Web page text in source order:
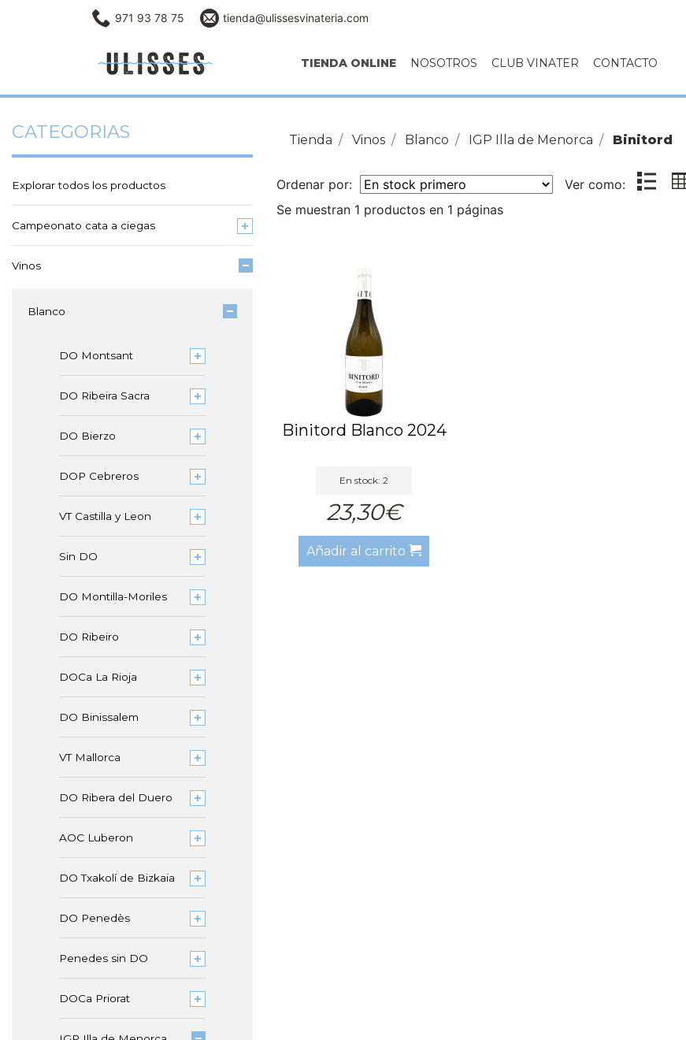
971 93 78 75 tienda@ulissesvinateria.com
TIENDA ONLINE NOSOTROS CLUB VINATER CONTACTO
CATEGORIAS
Explorar todos los productos
Campeonato cata a ciegas
Vinos
Blanco
DO Montsant
DO Ribeira Sacra
DO Bierzo
DOP Cebreros
VT Castilla y Leon
Sin DO
DO Montilla-Moriles
DO Ribeiro
DOCa La Rioja
DO Binissalem
VT Mallorca
DO Ribera del Duero
AOC Luberon
DO Txakolí de Bizkaia
DO Penedès
Penedes sin DO
DOCa Priorat
Tienda Vinos Blanco IGP Illa de Menorca Binitord
Ordenar por: Ver como:
Se muestran 1 productos en 1 páginas
Binitord Blanco 2024
En stock: 2
23,30€
Añadir al carrito